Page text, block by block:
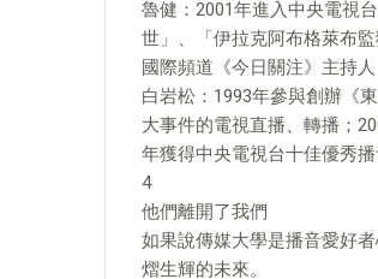
魯健：2001年進入中央電視
世」、「伊拉克阿布格萊布
國際頻道《今日關注》主持
白岩松：1993年參與創辦《
大事件的電視直播、轉播；
年獲得中央電視台十佳優秀播
4
他們離開了我們
如果說傳媒大學是播音愛好
熠生輝的未來。